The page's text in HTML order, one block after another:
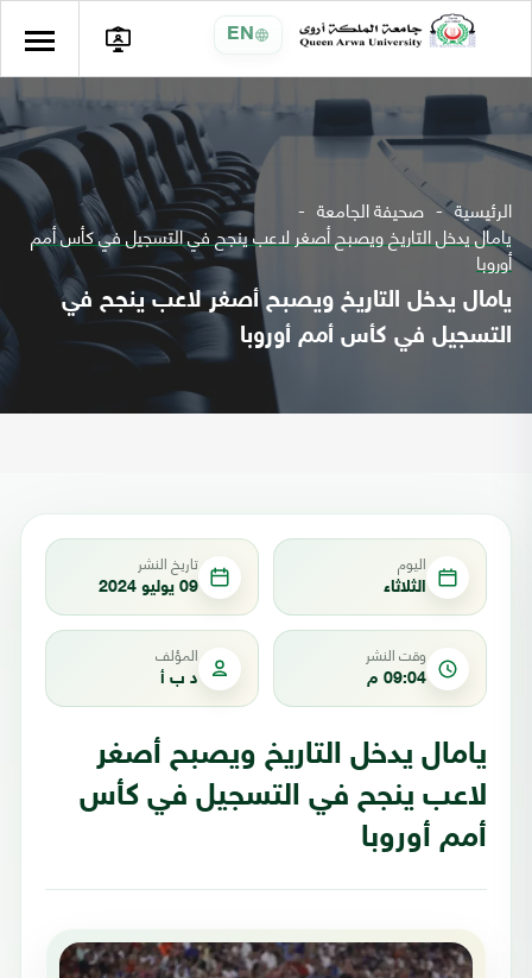
EN
الرئيسية صحيفة الجامعة
يامال يدخل التاريخ ويصبح أصغر لاعب ينجح في التسجيل في كأس أمم
أوروبا
يامال يدخل التاريخ ويصبح أصغر لاعب ينجح في
التسجيل في كأس أمم أوروبا
اليوم
الثلاثاء
تاريخ النشر
09 يوليو 2024
وقت النشر
09:04 م
المؤلف
د ب أ
يامال يدخل التاريخ ويصبح أصغر
لاعب ينجح في التسجيل في كأس
أمم أوروبا